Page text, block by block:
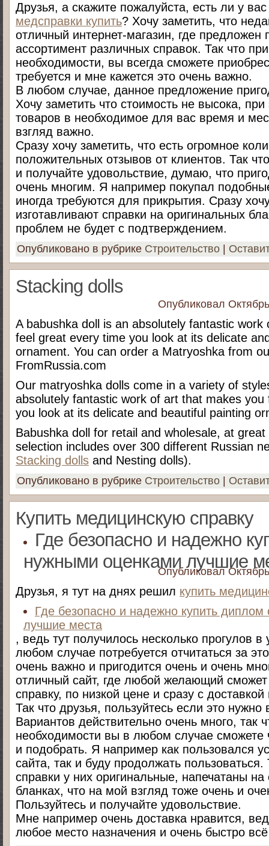
Друзья, а скажите пожалуйста, есть ли у
медсправки купить? Хочу заметить, что
отличный интернет-магазин, где предложен
ассортимент различных справок. Так что
необходимости, вы всегда сможете
требуется и мне кажется это очень важно.
В любом случае, данное предложение
Хочу заметить что стоимость не высока, при
товаров в необходимое для вас время и
взгляд важно.
Сразу хочу заметить, что есть огромное
положительных отзывов от клиентов. Так
и получайте удовольствие, думаю, что
очень многим. Я например покупал
иногда требуются для прикрытия. Сразу
изготавливают справки на оригинальных
проблем не будет с подтверждением.
Опубликовано в рубрике Строительство
Stacking dolls
Опубликовал
A babushka doll is an absolutely fantastic
feel great every time you look at its delicate
ornament. You can order a Matryoshka from
FromRussia.com
Our matryoshka dolls come in a variety of
absolutely fantastic work of art that makes
you look at its delicate and beautiful painting
Babushka doll for retail and wholesale, at
selection includes over 300 different Russian
Stacking dolls and Nesting dolls).
Опубликовано в рубрике Строительство
Купить медицинскую справку
Где безопасно и надежно
нужными оценками лучшие
Опубликовал
Друзья, я тут на днях решил купить
Где безопасно и надежно купить
лучшие места
, ведь тут получилось несколько прогулов в
любом случае потребуется отчитаться за
очень важно и пригодится очень и очень
отличный сайт, где любой желающий
справку, по низкой цене и сразу с
Так что друзья, пользуйтесь если это нужно
Вариантов действительно очень много, так
необходимости вы в любом случае сможете
и подобрать. Я например как пользовался
сайта, так и буду продолжать
справки у них оригинальные, напечатаны на
бланках, что на мой взгляд тоже очень и
Пользуйтесь и получайте удовольствие.
Мне например очень доставка нравится,
любое место назначения и очень быстро